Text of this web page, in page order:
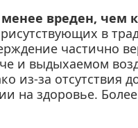
вреден, чем
в
частично
и выдыхаемом
из-за отсутствия
на здоровье.